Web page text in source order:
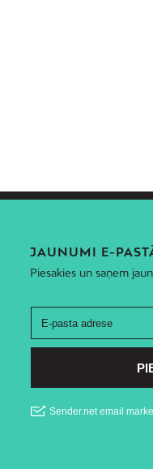
JAUNUMI E-
Piesakies un saņem